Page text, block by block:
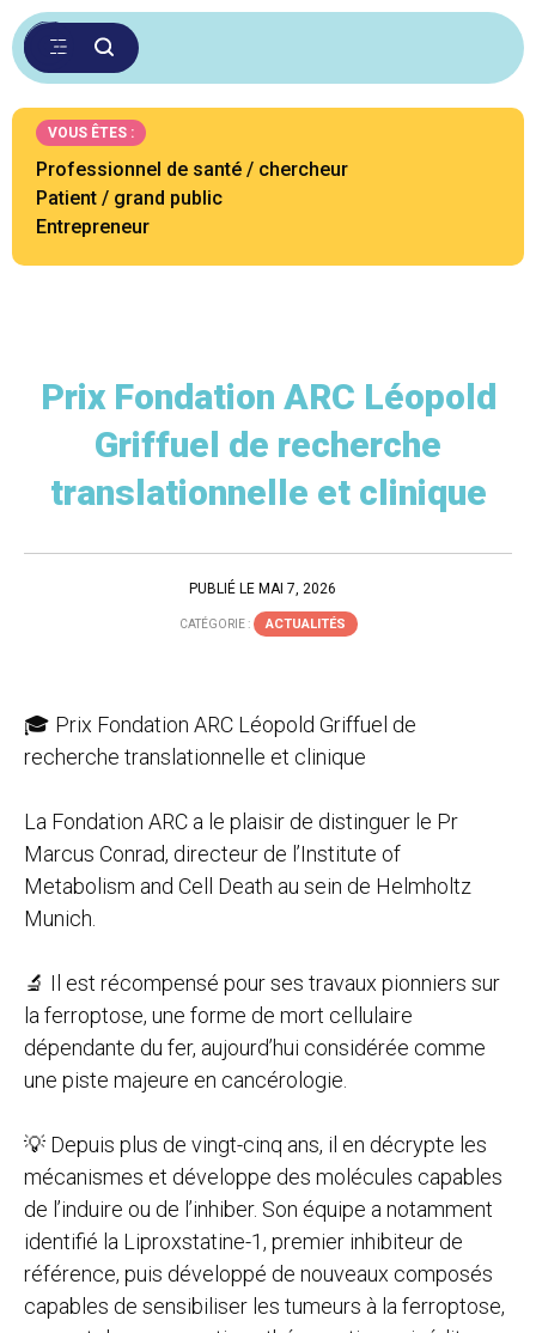
VOUS ÊTES :
Professionnel de santé / chercheur
Patient / grand public
Entrepreneur
Prix Fondation ARC Léopold
Griffuel de recherche
translationnelle et clinique
PUBLIÉ LE MAI 7, 2026
CATÉGORIE : ACTUALITÉS
🎓 Prix Fondation ARC Léopold Griffuel de
recherche translationnelle et clinique
La Fondation ARC a le plaisir de distinguer le Pr
Marcus Conrad, directeur de l’Institute of
Metabolism and Cell Death au sein de Helmholtz
Munich.
🔬 Il est récompensé pour ses travaux pionniers sur
la ferroptose, une forme de mort cellulaire
dépendante du fer, aujourd’hui considérée comme
une piste majeure en cancérologie.
💡 Depuis plus de vingt-cinq ans, il en décrypte les
mécanismes et développe des molécules capables
de l’induire ou de l’inhiber. Son équipe a notamment
identifié la Liproxstatine-1, premier inhibiteur de
référence, puis développé de nouveaux composés
capables de sensibiliser les tumeurs à la ferroptose,